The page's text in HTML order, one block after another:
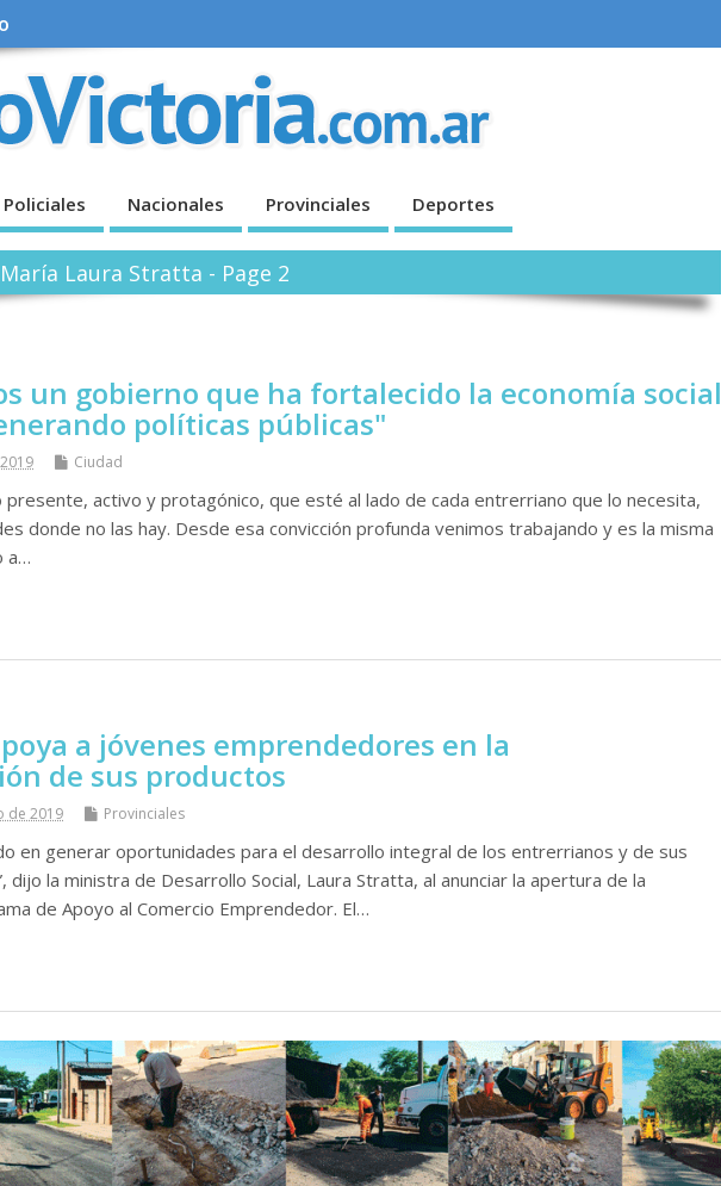
Policiales Nacionales Provinciales Deportes
Laura Stratta - Page 2
un gobierno que ha fortalecido la economía social
políticas públicas"
Ciudad
presente, activo y protagónico, que esté al lado de cada entrerriano que lo necesita,
donde no las hay. Desde esa convicción profunda venimos trabajando y es la misma
a…
a jóvenes emprendedores en la
de sus productos
de 2019 Provinciales
en generar oportunidades para el desarrollo integral de los entrerrianos y de sus
la ministra de Desarrollo Social, Laura Stratta, al anunciar la apertura de la
de Apoyo al Comercio Emprendedor. El…